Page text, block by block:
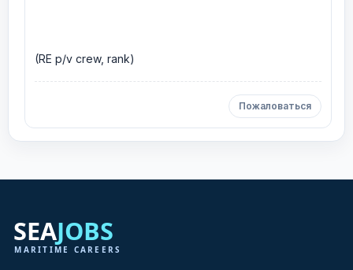
(RE p/v crew, rank)
Пожаловаться